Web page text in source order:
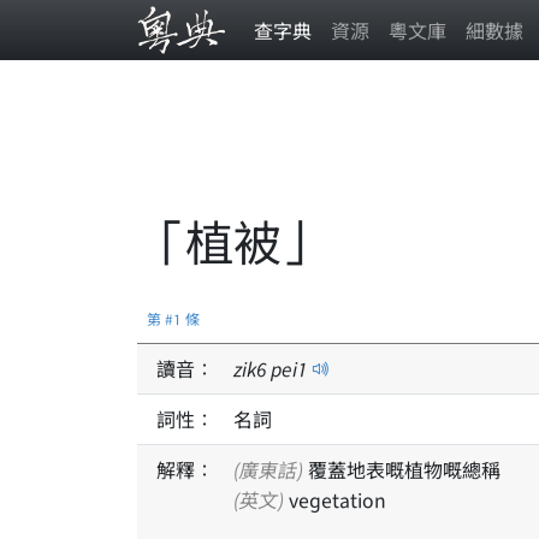
查字典 資源 粵文庫 細數據
「植被」
第 #1 條
讀音： zik6pei1
詞性：
名詞
解釋：
(廣東話) 覆蓋地表嘅植物嘅總稱
(英文) vegetation